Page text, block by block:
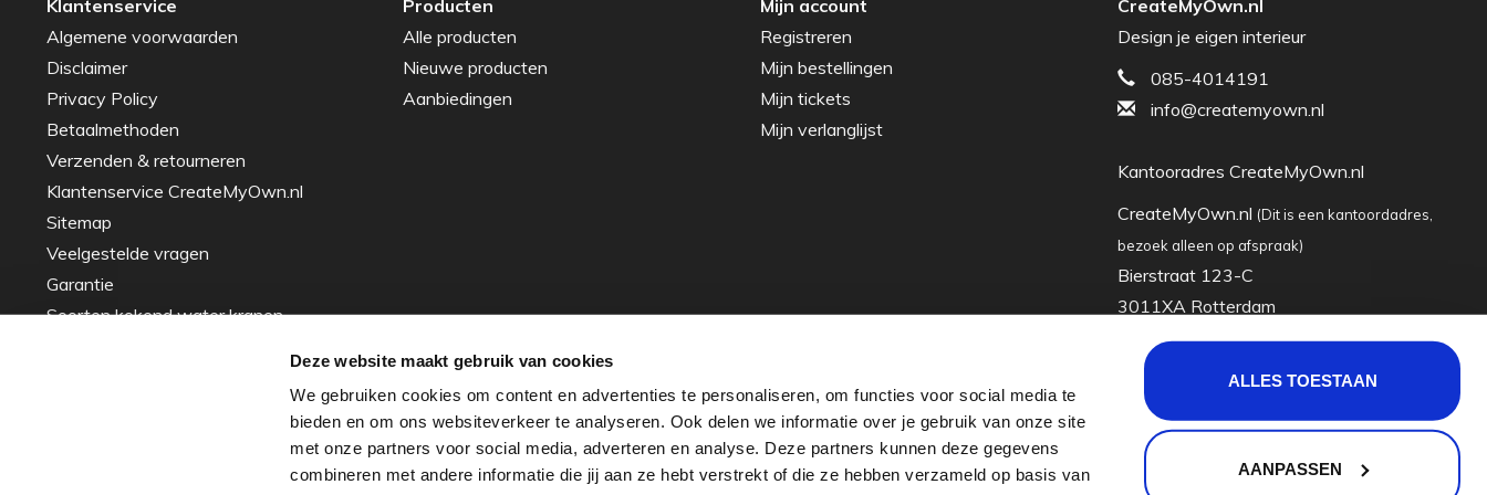
Deze website maakt gebruik van cookies
We gebruiken cookies om content en advertenties te personaliseren, om functies voor social media te
bieden en om ons websiteverkeer te analyseren. Ook delen we informatie over je gebruik van onze site
met onze partners voor social media, adverteren en analyse. Deze partners kunnen deze gegevens
combineren met andere informatie die jij aan ze hebt verstrekt of die ze hebben verzameld op basis van
ALLES TOESTAAN
AANPASSEN
Klantenservice
Algemene voorwaarden
Disclaimer
Privacy Policy
Betaalmethoden
Verzenden & retourneren
Klantenservice CreateMyOwn.nl
Sitemap
Veelgestelde vragen
Garantie
Soorten kokend water kranen
Producten
Alle producten
Nieuwe producten
Aanbiedingen
Mijn account
Registreren
Mijn bestellingen
Mijn tickets
Mijn verlanglijst
CreateMyOwn.nl
Design je eigen interieur
085-4014191
info@createmyown.nl
Kantooradres CreateMyOwn.nl
CreateMyOwn.nl (Dit is een kantoordadres,
bezoek alleen op afspraak)
Bierstraat 123-C
3011XA Rotterdam
Nederland
KVK: 63035928
Btw-nummer: nl855065722b01